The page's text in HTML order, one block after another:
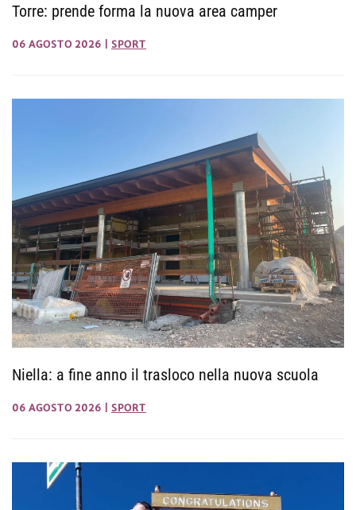
Torre: prende forma la nuova area camper
06 AGOSTO 2026 SPORT
Niella: a fine anno il trasloco nella nuova scuola
06 AGOSTO 2026 SPORT